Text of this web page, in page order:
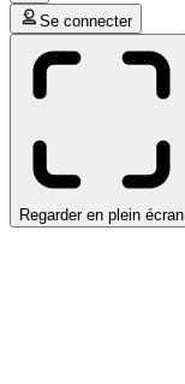
Se connecter
Regarder en plein écran